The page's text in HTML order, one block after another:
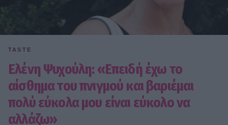
TASTE
Ελένη Ψυχούλη: «Επειδή έχω το
αίσθημα του πνιγμού και βαριέμαι
πολύ εύκολα μου είναι εύκολο να
αλλάζω»